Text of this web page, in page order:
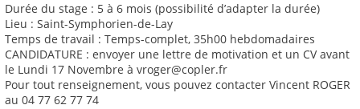
Durée du stage : 5 à 6 mois (possibilité d’adapter la durée)
Lieu : Saint-Symphorien-de-Lay
Temps de travail : Temps-complet, 35h00 hebdomadaires
CANDIDATURE : envoyer une lettre de motivation et un CV avant
le Lundi 17 Novembre à vroger@copler.fr
Pour tout renseignement, vous pouvez contacter Vincent ROGER
au 04 77 62 77 74